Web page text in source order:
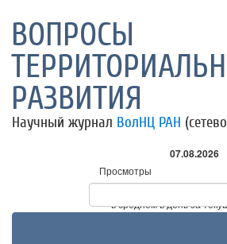
ВОПРОСЫ
РАЗВИТИЯ
Научный журнал ВолНЦ РАН
07.08.2026
Просмотры
Посетители
* - в среднем в день за